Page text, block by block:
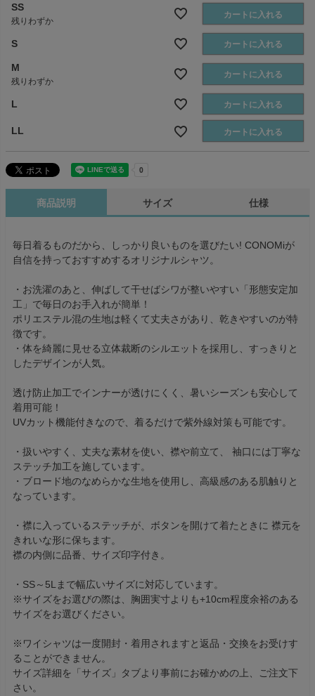
SS
残りわずか
カートに入れる
S カートに入れる
M
残りわずか
カートに入れる
L カートに入れる
LL カートに入れる
商品説明 サイズ 仕様
毎日着るものだから、しっかり良いものを選びたい! CONOMiが
自信を持っておすすめするオリジナルシャツ。
・お洗濯のあと、伸ばして干せばシワが整いやすい「形態安定加
工」で毎日のお手入れが簡単！
ポリエステル混の生地は軽くて丈夫さがあり、乾きやすいのが特
徴です。
・体を綺麗に見せる立体裁断のシルエットを採用し、すっきりと
したデザインが人気。
透け防止加工でインナーが透けにくく、暑いシーズンも安心して
着用可能！
UVカット機能付きなので、着るだけで紫外線対策も可能です。
・扱いやすく、丈夫な素材を使い、襟や前立て、 袖口には丁寧な
ステッチ加工を施しています。
・ブロード地のなめらかな生地を使用し、高級感のある肌触りと
なっています。
・襟に入っているステッチが、ボタンを開けて着たときに 襟元を
きれいな形に保ちます。
襟の内側に品番、サイズ印字付き。
・SS～5Lまで幅広いサイズに対応しています。
※サイズをお選びの際は、胸囲実寸よりも+10cm程度余裕のある
サイズをお選びください。
※ワイシャツは一度開封・着用されますと返品・交換をお受けす
ることができません。
サイズ詳細を「サイズ」タブより事前にお確かめの上、ご注文下
さい。